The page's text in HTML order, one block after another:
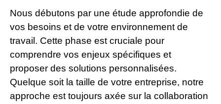
Nous débutons par une étude approfondie de
vos besoins et de votre environnement de
travail. Cette phase est cruciale pour
comprendre vos enjeux spécifiques et
proposer des solutions personnalisées.
Quelque soit la taille de votre entreprise, notre
approche est toujours axée sur la collaboration